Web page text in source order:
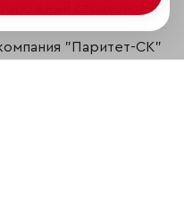
страховой
"Паритет-СК"